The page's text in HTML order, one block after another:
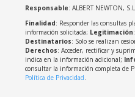
Responsable: ALBERT NEWTON,
Finalidad: Responder las consultas
información solicitada; Legitimación
Destinatarios: Solo se realizan
Derechos: Acceder, rectificar y
indica en la información adicional;
consultar la información completa de
Política de Privacidad.